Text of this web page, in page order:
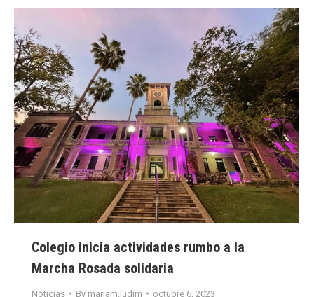
Colegio inicia actividades rumbo a la
Marcha Rosada solidaria
Noticias By mariam.ludim octubre 6, 2023